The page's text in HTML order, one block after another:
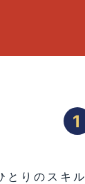
1
とりのスキ